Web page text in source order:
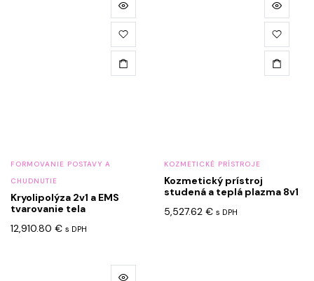
FORMOVANIE POSTAVY A
CHUDNUTIE
Kryolipolýza 2v1 a EMS
tvarovanie tela
12,910.80 € s DPH
KOZMETICKÉ PRÍSTROJE
Kozmetický prístroj
studená a teplá plazma 8v1
5,527.62 € s DPH
Tento